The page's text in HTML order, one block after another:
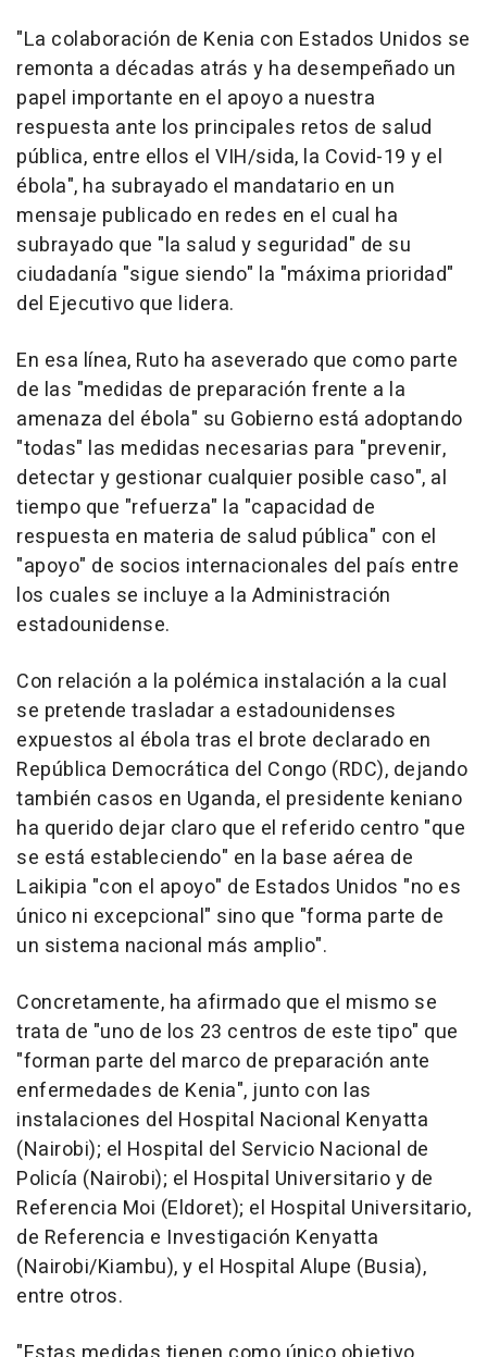
"La colaboración de Kenia con Estados Unidos se
remonta a décadas atrás y ha desempeñado un
papel importante en el apoyo a nuestra
respuesta ante los principales retos de salud
pública, entre ellos el VIH/sida, la Covid-19 y el
ébola", ha subrayado el mandatario en un
mensaje publicado en redes en el cual ha
subrayado que "la salud y seguridad" de su
ciudadanía "sigue siendo" la "máxima prioridad"
del Ejecutivo que lidera.
En esa línea, Ruto ha aseverado que como parte
de las "medidas de preparación frente a la
amenaza del ébola" su Gobierno está adoptando
"todas" las medidas necesarias para "prevenir,
detectar y gestionar cualquier posible caso", al
tiempo que "refuerza" la "capacidad de
respuesta en materia de salud pública" con el
"apoyo" de socios internacionales del país entre
los cuales se incluye a la Administración
estadounidense.
Con relación a la polémica instalación a la cual
se pretende trasladar a estadounidenses
expuestos al ébola tras el brote declarado en
República Democrática del Congo (RDC), dejando
también casos en Uganda, el presidente keniano
ha querido dejar claro que el referido centro "que
se está estableciendo" en la base aérea de
Laikipia "con el apoyo" de Estados Unidos "no es
único ni excepcional" sino que "forma parte de
un sistema nacional más amplio".
Concretamente, ha afirmado que el mismo se
trata de "uno de los 23 centros de este tipo" que
"forman parte del marco de preparación ante
enfermedades de Kenia", junto con las
instalaciones del Hospital Nacional Kenyatta
(Nairobi); el Hospital del Servicio Nacional de
Policía (Nairobi); el Hospital Universitario y de
Referencia Moi (Eldoret); el Hospital Universitario,
de Referencia e Investigación Kenyatta
(Nairobi/Kiambu), y el Hospital Alupe (Busia),
entre otros.